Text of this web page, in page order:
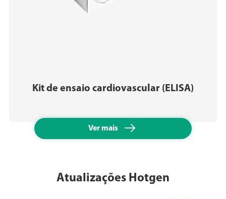
Kit de ensaio cardiovascular (ELISA)
Ver mais 
Atualizações Hotgen